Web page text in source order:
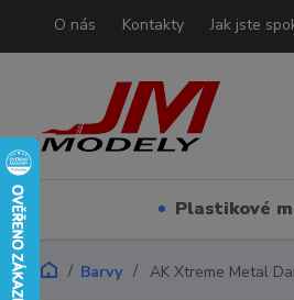
O nás Kontakty Jak jste
Plastikové
Barvy AK Xtreme Metal